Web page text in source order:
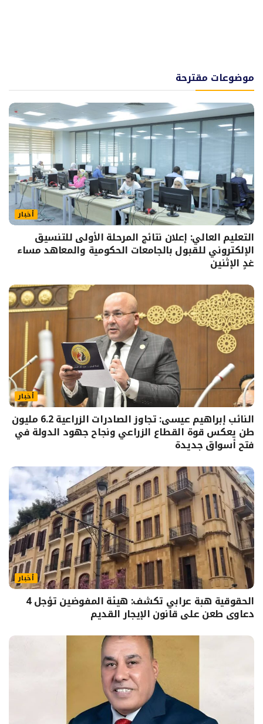
موضوعات مقترحة
أخبار
التعليم العالي: إعلان نتائج المرحلة الأولى للتنسيق
الإلكتروني للقبول بالجامعات الحكومية والمعاهد مساء
غدٍ الإثنين
أخبار
النائب إبراهيم عيسى: تجاوز الصادرات الزراعية 6.2 مليون
طن يعكس قوة القطاع الزراعي ونجاح جهود الدولة في
فتح أسواق جديدة
أخبار
الحقوقية هبة عرابي تكشف: هيئة المفوضين تؤجل 4
دعاوى طعن على قانون الإيجار القديم